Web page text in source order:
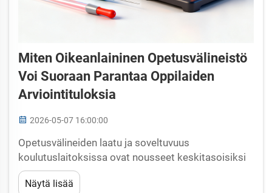
Miten Oikeanlaininen Opetusvälineistö
Voi Suoraan Parantaa Oppilaiden
Arviointituloksia
2026-05-07 16:00:00
Opetusvälineiden laatu ja soveltuvuus
koulutuslaitoksissa ovat nousseet keskitasoisiksi
tekijöiksi opiskelijoiden akateemisessa
suorituksessa, erityisesti kun suoritusta mitataan
Näytä lisää